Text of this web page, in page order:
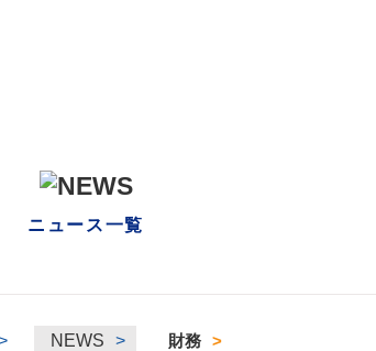
ニュース一覧
NEWS > 財務 >